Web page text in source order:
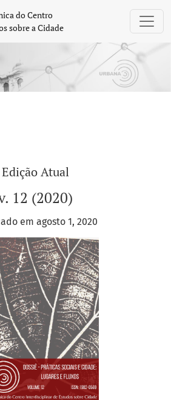
Eletrônica do Centro
do Centro
sobre a Cidade
Edição Atual
12 (2020)
em agosto 1, 2020